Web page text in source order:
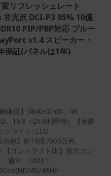
リフレッシュレート
光沢 DCI-P3 95% 10億
PIP/PBP対応 ブルー
v1.4 スピーカー・
保証(パネルは1年)
像度】3840×2160、4K
、16:9（DFR利用時）【液晶
クライト: LED
示色】約10億7000万色
【コントラスト比】最大コン
、通常 1000:1
48Hz-